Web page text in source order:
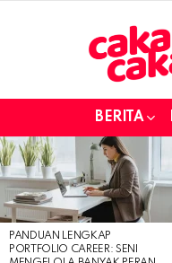
BERITA
LATEST
STORIES
PANDUAN LENGKAP
PORTFOLIO CAREER: SENI